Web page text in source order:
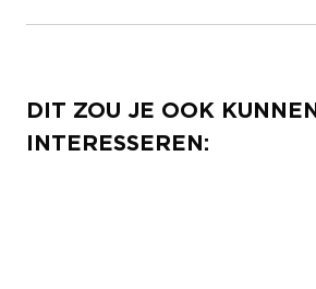
DIT ZOU JE OOK KUNNEN
INTERESSEREN: